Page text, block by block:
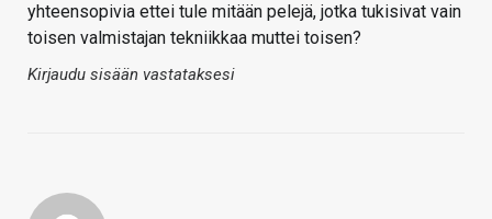
yhteensopivia ettei tule mitään pelejä, jotka tukisivat vain
toisen valmistajan tekniikkaa muttei toisen?
Kirjaudu sisään vastataksesi